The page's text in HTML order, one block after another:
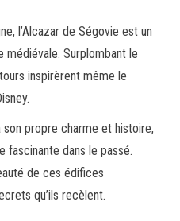
l’Alcazar de Ségovie est un
médiévale. Surplombant le
inspirèrent même le
propre charme et histoire,
fascinante dans le passé.
de ces édifices
qu’ils recèlent.